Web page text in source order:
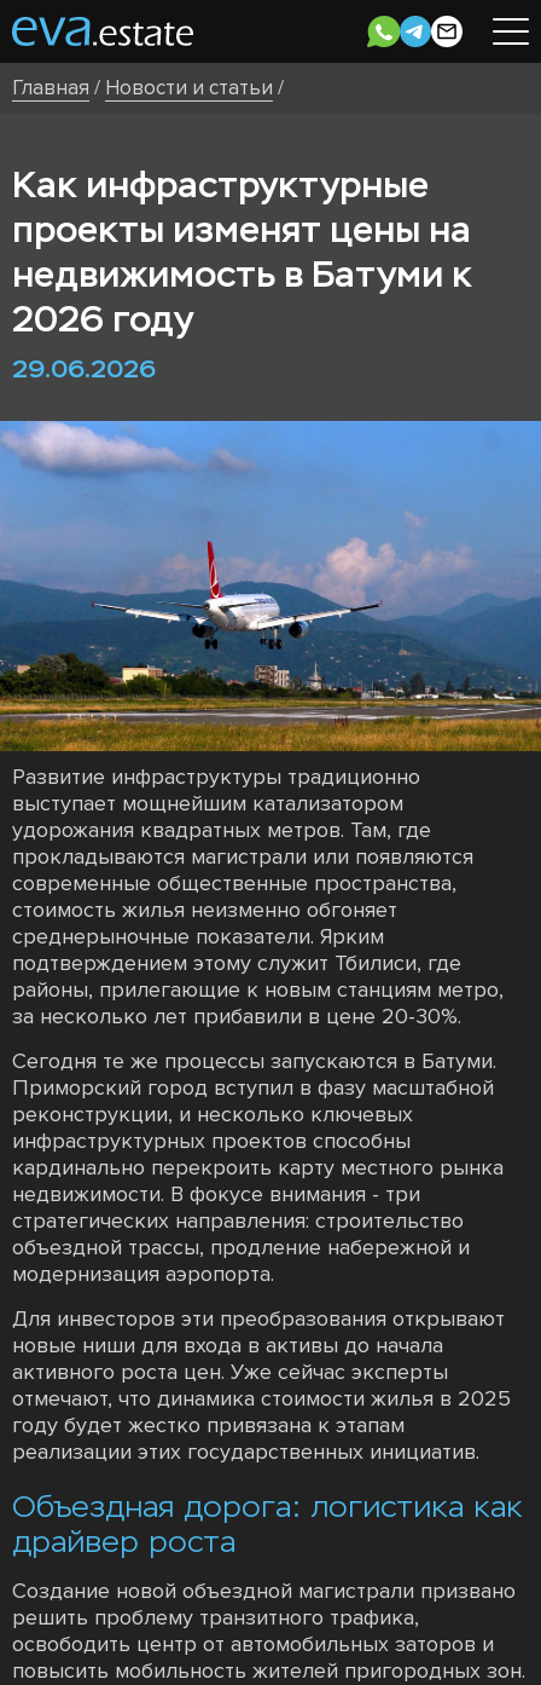
Главная / Новости и статьи /
Как инфраструктурные
проекты изменят цены на
недвижимость в Батуми к
2026 году
29.06.2026
Развитие инфраструктуры традиционно
выступает мощнейшим катализатором
удорожания квадратных метров. Там, где
прокладываются магистрали или появляются
современные общественные пространства,
стоимость жилья неизменно обгоняет
среднерыночные показатели. Ярким
подтверждением этому служит Тбилиси, где
районы, прилегающие к новым станциям метро,
за несколько лет прибавили в цене 20-30%.
Сегодня те же процессы запускаются в Батуми.
Приморский город вступил в фазу масштабной
реконструкции, и несколько ключевых
инфраструктурных проектов способны
кардинально перекроить карту местного рынка
недвижимости. В фокусе внимания - три
стратегических направления: строительство
объездной трассы, продление набережной и
модернизация аэропорта.
Для инвесторов эти преобразования открывают
новые ниши для входа в активы до начала
активного роста цен. Уже сейчас эксперты
отмечают, что динамика стоимости жилья в 2025
году будет жестко привязана к этапам
реализации этих государственных инициатив.
Объездная дорога: логистика как
драйвер роста
Создание новой объездной магистрали призвано
решить проблему транзитного трафика,
освободить центр от автомобильных заторов и
повысить мобильность жителей пригородных зон.